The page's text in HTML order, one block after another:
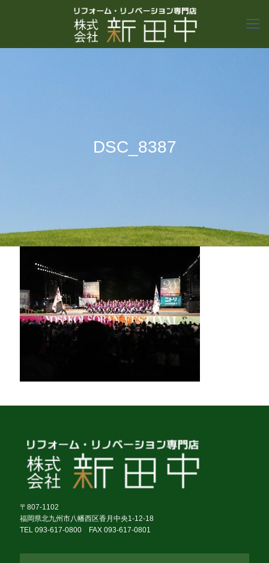
DSC_8387
〒807-1102
福岡県北九州市八幡西区香月中央1-12-18
TEL 093-617-0800 FAX 093-617-0801